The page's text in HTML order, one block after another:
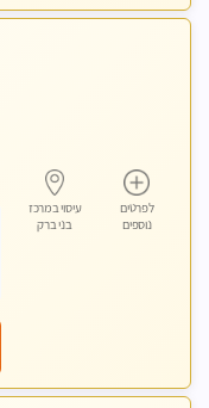
לפרטים
נוספים
עיסוי במרכז
בני ברק